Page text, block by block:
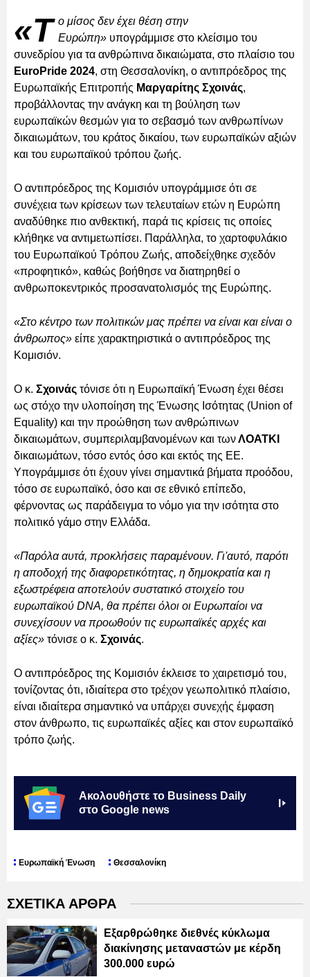
«Τ ο μίσος δεν έχει θέση στην
Ευρώπη» υπογράμμισε στο κλείσιμο του
συνεδρίου για τα ανθρώπινα δικαιώματα, στο πλαίσιο του
EuroPride 2024, στη Θεσσαλονίκη, ο αντιπρόεδρος της
Ευρωπαϊκής Επιτροπής Μαργαρίτης Σχοινάς,
προβάλλοντας την ανάγκη και τη βούληση των
ευρωπαϊκών θεσμών για το σεβασμό των ανθρωπίνων
δικαιωμάτων, του κράτος δικαίου, των ευρωπαϊκών αξιών
και του ευρωπαϊκού τρόπου ζωής.
Ο αντιπρόεδρος της Κομισιόν υπογράμμισε ότι σε
συνέχεια των κρίσεων των τελευταίων ετών η Ευρώπη
αναδύθηκε πιο ανθεκτική, παρά τις κρίσεις τις οποίες
κλήθηκε να αντιμετωπίσει. Παράλληλα, το χαρτοφυλάκιο
του Ευρωπαϊκού Τρόπου Ζωής, αποδείχθηκε σχεδόν
«προφητικό», καθώς βοήθησε να διατηρηθεί ο
ανθρωποκεντρικός προσανατολισμός της Ευρώπης.
«Στο κέντρο των πολιτικών μας πρέπει να είναι και είναι ο
άνθρωπος» είπε χαρακτηριστικά ο αντιπρόεδρος της
Κομισιόν.
Ο κ. Σχοινάς τόνισε ότι η Ευρωπαϊκή Ένωση έχει θέσει
ως στόχο την υλοποίηση της Ένωσης Ισότητας (Union of
Equality) και την προώθηση των ανθρώπινων
δικαιωμάτων, συμπεριλαμβανομένων και τωνΛΟΑΤΚΙ
δικαιωμάτων, τόσο εντός όσο και εκτός της ΕΕ.
Υπογράμμισε ότι έχουν γίνει σημαντικά βήματα προόδου,
τόσο σε ευρωπαϊκό, όσο και σε εθνικό επίπεδο,
φέρνοντας ως παράδειγμα το νόμο για την ισότητα στο
πολιτικό γάμο στην Ελλάδα.
«Παρόλα αυτά, προκλήσεις παραμένουν. Γι'αυτό, παρότι
η αποδοχή της διαφορετικότητας, η δημοκρατία και η
εξωστρέφεια αποτελούν συστατικό στοιχείο του
ευρωπαϊκού DNA, θα πρέπει όλοι οι Ευρωπαίοι να
συνεχίσουν να προωθούν τις ευρωπαϊκές αρχές και
αξίες» τόνισε ο κ. Σχοινάς.
Ο αντιπρόεδρος της Κομισιόν έκλεισε το χαιρετισμό του,
τονίζοντας ότι, ιδιαίτερα στο τρέχον γεωπολιτικό πλαίσιο,
είναι ιδιαίτερα σημαντικό να υπάρχει συνεχής έμφαση
στον άνθρωπο, τις ευρωπαϊκές αξίες και στον ευρωπαϊκό
τρόπο ζωής.
Ακολουθήστε το Business Daily
στο Google news
Ευρωπαϊκή Ένωση Θεσσαλονίκη
ΣΧΕΤΙΚΑ ΑΡΘΡΑ
Εξαρθρώθηκε διεθνές κύκλωμα
διακίνησης μεταναστών με κέρδη
300.000 ευρώ